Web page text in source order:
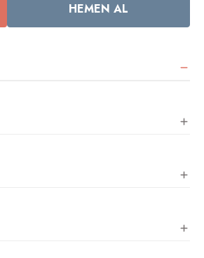
HEMEN AL